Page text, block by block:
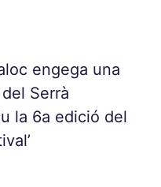
engega una
Serrà
la 6a edició del